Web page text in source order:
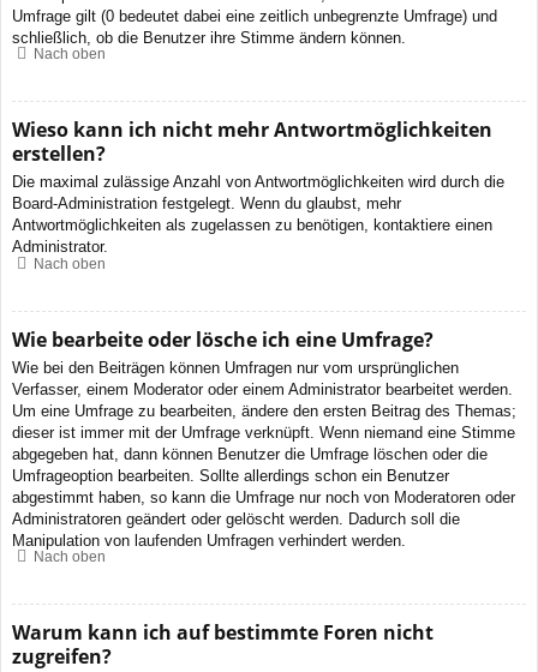
Umfrage gilt (0 bedeutet dabei eine zeitlich unbegrenzte Umfrage) und
schließlich, ob die Benutzer ihre Stimme ändern können.
Nach oben
Wieso kann ich nicht mehr Antwortmöglichkeiten
erstellen?
Die maximal zulässige Anzahl von Antwortmöglichkeiten wird durch die
Board-Administration festgelegt. Wenn du glaubst, mehr
Antwortmöglichkeiten als zugelassen zu benötigen, kontaktiere einen
Administrator.
Nach oben
Wie bearbeite oder lösche ich eine Umfrage?
Wie bei den Beiträgen können Umfragen nur vom ursprünglichen
Verfasser, einem Moderator oder einem Administrator bearbeitet werden.
Um eine Umfrage zu bearbeiten, ändere den ersten Beitrag des Themas;
dieser ist immer mit der Umfrage verknüpft. Wenn niemand eine Stimme
abgegeben hat, dann können Benutzer die Umfrage löschen oder die
Umfrageoption bearbeiten. Sollte allerdings schon ein Benutzer
abgestimmt haben, so kann die Umfrage nur noch von Moderatoren oder
Administratoren geändert oder gelöscht werden. Dadurch soll die
Manipulation von laufenden Umfragen verhindert werden.
Nach oben
Warum kann ich auf bestimmte Foren nicht
zugreifen?